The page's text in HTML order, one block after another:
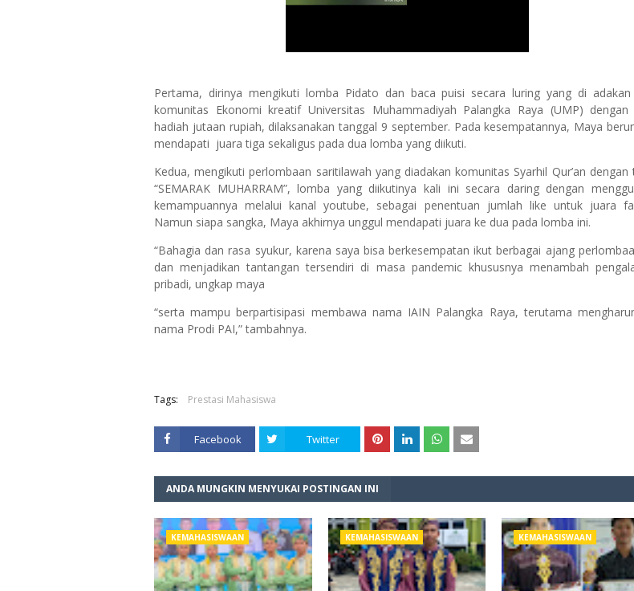
Pertama, dirinya mengikuti lomba Pidato dan baca puisi secara luring yang di
komunitas Ekonomi kreatif Universitas Muhammadiyah Palangka Raya (UMP)
hadiah jutaan rupiah, dilaksanakan tanggal 9 september. Pada kesempatannya, Maya
mendapati juara tiga sekaligus pada dua lomba yang diikuti.
Kedua, mengikuti perlombaan saritilawah yang diadakan komunitas Syarhil Qur’an dengan
“SEMARAK MUHARRAM”, lomba yang diikutinya kali ini secara daring dengan
kemampuannya melalui kanal youtube, sebagai penentuan jumlah like untuk juara
Namun siapa sangka, Maya akhirnya unggul mendapati juara ke dua pada lomba ini.
“Bahagia dan rasa syukur, karena saya bisa berkesempatan ikut berbagai ajang
dan menjadikan tantangan tersendiri di masa pandemic khususnya menambah
pribadi, ungkap maya
“serta mampu berpartisipasi membawa nama IAIN Palangka Raya, terutama
nama Prodi PAI,” tambahnya.
Tags: Prestasi Mahasiswa
Facebook Twitter
ANDA MUNGKIN MENYUKAI POSTINGAN INI
KEMAHASISWAAN KEMAHASISWAAN KEMAHASISWAAN